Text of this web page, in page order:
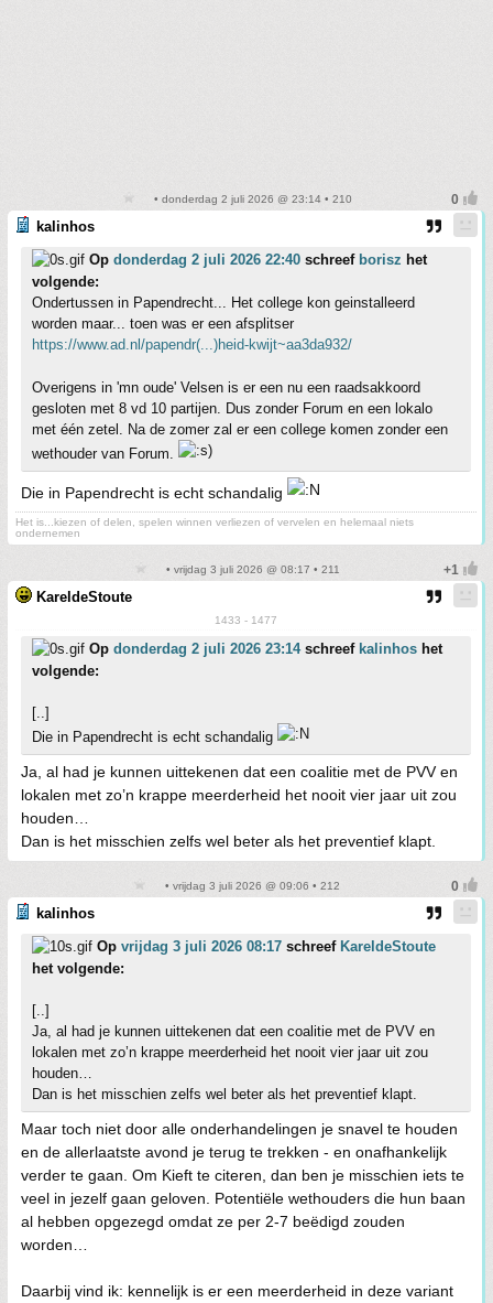
• donderdag 2 juli 2026 @ 23:14 • 210
kalinhos
Op donderdag 2 juli 2026 22:40 schreef borisz het
volgende:
Ondertussen in Papendrecht... Het college kon geinstalleerd
worden maar... toen was er een afsplitser
https://www.ad.nl/papendr(...)heid-kwijt~aa3da932/
Overigens in 'mn oude' Velsen is er een nu een raadsakkoord
gesloten met 8 vd 10 partijen. Dus zonder Forum en een lokalo
met één zetel. Na de zomer zal er een college komen zonder een
wethouder van Forum.
Die in Papendrecht is echt schandalig
Het is...kiezen of delen, spelen winnen verliezen of vervelen en helemaal niets
ondernemen
• vrijdag 3 juli 2026 @ 08:17 • 211
KareldeStoute
1433 - 1477
Op donderdag 2 juli 2026 23:14schreef kalinhos het
volgende:
[..]
Die in Papendrecht is echt schandalig
Ja, al had je kunnen uittekenen dat een coalitie met de PVV en
lokalen met zo’n krappe meerderheid het nooit vier jaar uit zou
houden…
Dan is het misschien zelfs wel beter als het preventief klapt.
• vrijdag 3 juli 2026 @ 09:06 • 212
kalinhos
Op vrijdag 3 juli 2026 08:17 schreef KareldeStoute
het volgende:
[..]
Ja, al had je kunnen uittekenen dat een coalitie met de PVV en
lokalen met zo’n krappe meerderheid het nooit vier jaar uit zou
houden…
Dan is het misschien zelfs wel beter als het preventief klapt.
Maar toch niet door alle onderhandelingen je snavel te houden
en de allerlaatste avond je terug te trekken - en onafhankelijk
verder te gaan. Om Kieft te citeren, dan ben je misschien iets te
veel in jezelf gaan geloven. Potentiële wethouders die hun baan
al hebben opgezegd omdat ze per 2-7 beëdigd zouden
worden…
Daarbij vind ik: kennelijk is er een meerderheid in deze variant